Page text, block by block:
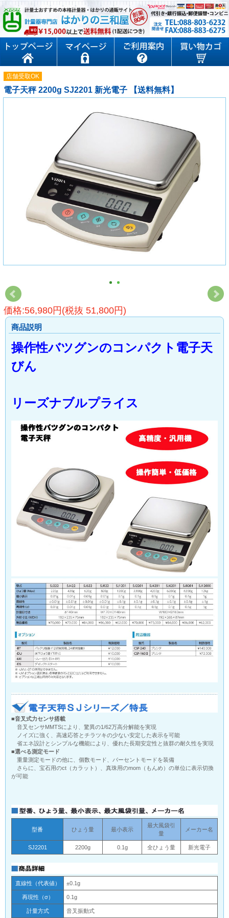
店舗受取OK
電子天秤 2200g SJ2201 新光電子 【送料無料】
価格:56,980円(税抜 51,800円)
商品説明
操作性バツグンのコンパクト電子天
びん
リーズナブルプライス
■音叉式力センサ搭載
音叉センサMMTSにより、驚異の1/62万高分解能を実現
ノイズに強く、高速応答とチラツキの少ない安定した表示を可能
省エネ設計とシンプルな機能により、優れた長期安定性と抜群の耐久性を実現
■選べる測定モード
重量測定モードの他に、個数モード、パーセントモードを装備
さらに、宝石用のct（カラット）、真珠用のmom（もんめ）の単位に表示切換
が可能
型番 ひょう量 最小表示
最大風袋引
量
メーカー名
SJ2201 2200g 0.1g 全ひょう量 新光電子
直線性（代表値） ±0.1g
再現性（σ） 0.1g
計量方式 音叉振動式